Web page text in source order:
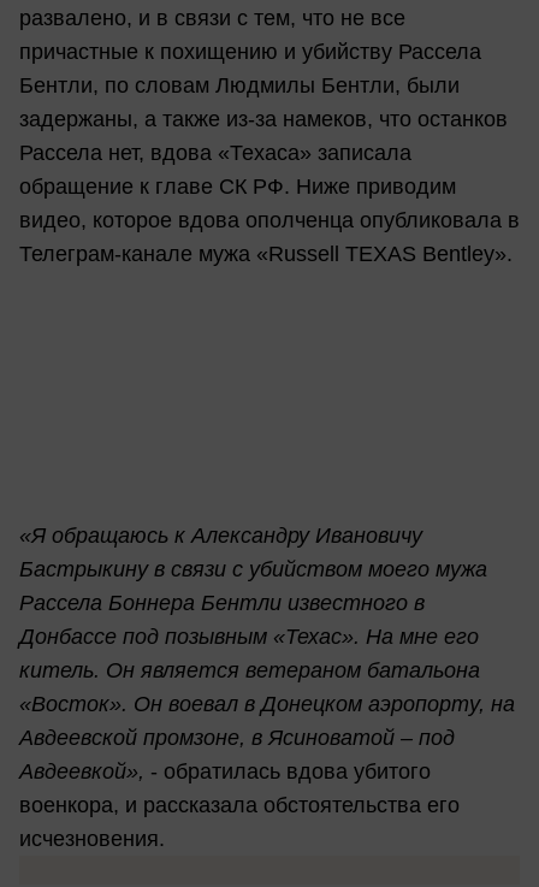
развалено, и в связи с тем, что не все
причастные к похищению и убийству Рассела
Бентли, по словам Людмилы Бентли, были
задержаны, а также из-за намеков, что останков
Рассела нет, вдова «Техаса» записала
обращение к главе СК РФ. Ниже приводим
видео, которое вдова ополченца опубликовала в
Телеграм-канале мужа «Russell TEXAS Bentley».
«Я обращаюсь к Александру Ивановичу
Бастрыкину в связи с убийством моего мужа
Рассела Боннера Бентли известного в
Донбассе под позывным «Техас». На мне его
китель. Он является ветераном батальона
«Восток». Он воевал в Донецком аэропорту, на
Авдеевской промзоне, в Ясиноватой – под
Авдеевкой», - обратилась вдова убитого
военкора, и рассказала обстоятельства его
исчезновения.